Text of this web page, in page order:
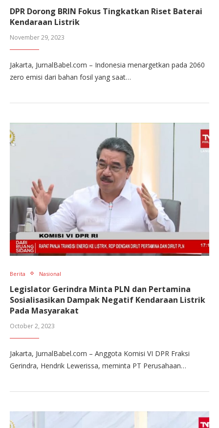
DPR Dorong BRIN Fokus Tingkatkan Riset Baterai
Kendaraan Listrik
November 29, 2023
Jakarta, JurnalBabel.com – Indonesia menargetkan pada 2060
zero emisi dari bahan fosil yang saat…
Berita Nasional
Legislator Gerindra Minta PLN dan Pertamina
Sosialisasikan Dampak Negatif Kendaraan Listrik
Pada Masyarakat
October 2, 2023
Jakarta, JurnalBabel.com – Anggota Komisi VI DPR Fraksi
Gerindra, Hendrik Lewerissa, meminta PT Perusahaan…